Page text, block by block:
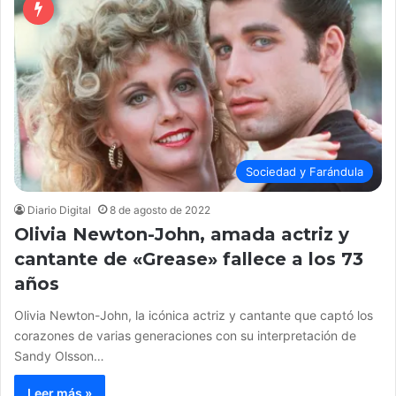
Sociedad y Farándula
Diario Digital 8 de agosto de 2022
Olivia Newton-John, amada actriz y
cantante de «Grease» fallece a los 73
años
Olivia Newton-John, la icónica actriz y cantante que captó los
corazones de varias generaciones con su interpretación de
Sandy Olsson…